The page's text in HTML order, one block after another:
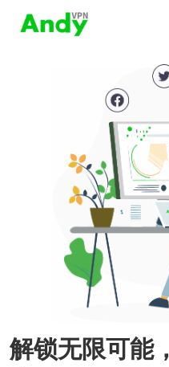
解锁无限可能，